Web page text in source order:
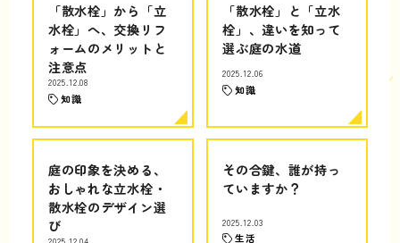
「散水栓」から「立
水栓」へ、交換リフ
ォームのメリットと
注意点
2025.12.08
知識
「散水栓」と「立水
栓」、違いを知って
選ぶ庭の水道
2025.12.06
知識
庭の印象を決める、
おしゃれな立水栓・
散水栓のデザイン選
び
その合鍵、誰が持っ
ていますか？
2025.12.03
生活